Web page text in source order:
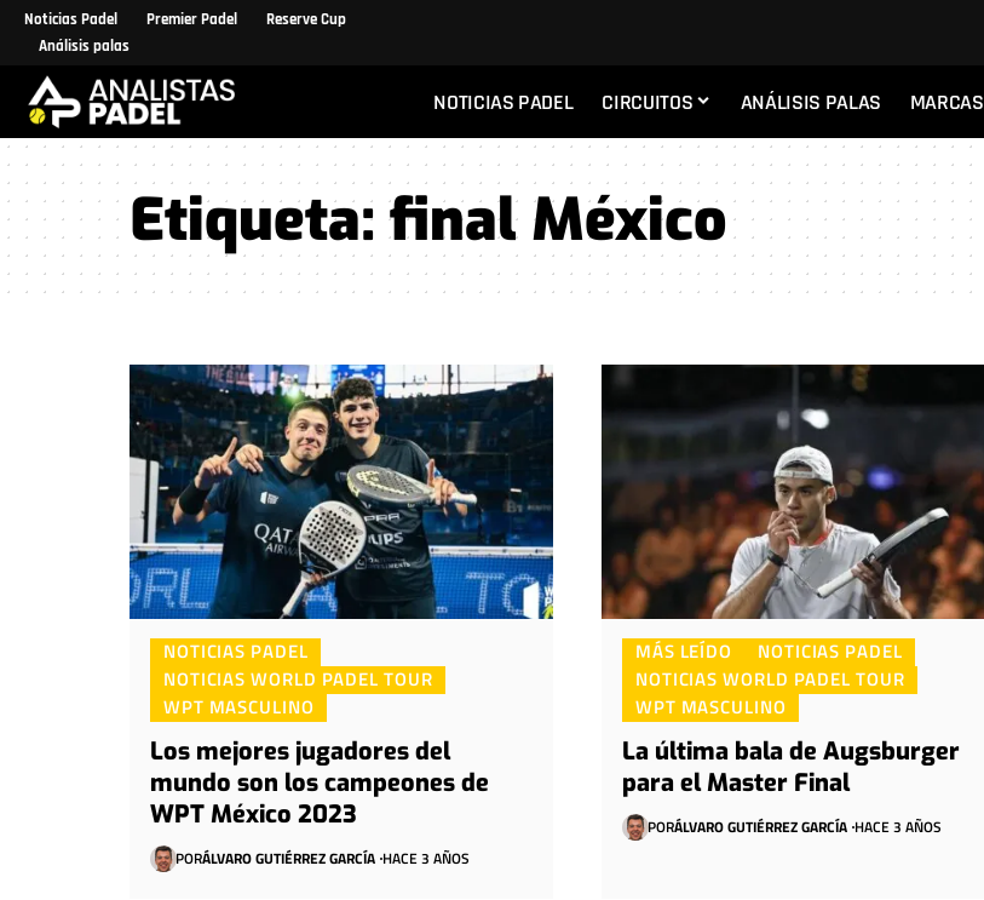
Noticias Padel Premier Padel
Reserve Cup
Análisis palas
NOTICIAS PADEL CIRCUITOS ANÁLISIS PALAS MARCAS
Etiqueta:final México
NOTICIAS PADEL
NOTICIAS WORLD PADEL TOUR
WPT MASCULINO
Los mejores jugadores del
mundo son los campeones de
WPT México 2023
PORÁLVARO GUTIÉRREZ GARCÍA HACE 3 AÑOS
MÁS LEÍDO
NOTICIAS PADEL
NOTICIAS WORLD PADEL TOUR
WPT MASCULINO
La última bala de Augsburger
para el Master Final
PORÁLVARO GUTIÉRREZ GARCÍA HACE 3 AÑOS